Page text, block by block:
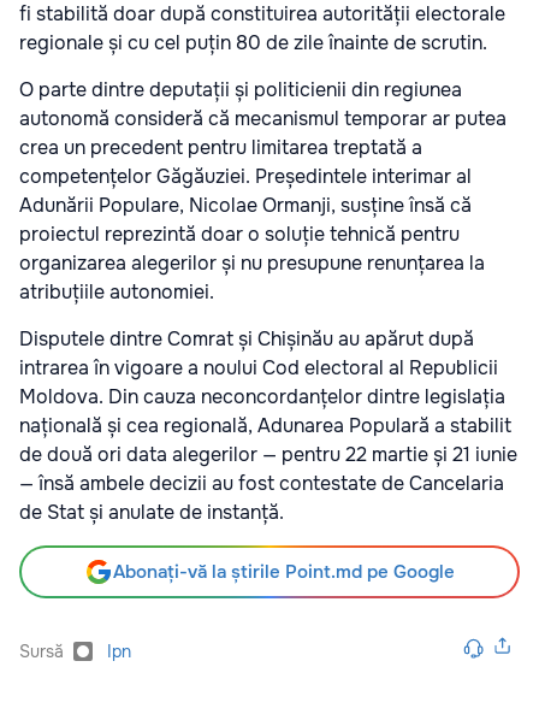
fi stabilită doar după constituirea autorității electorale
regionale și cu cel puțin 80 de zile înainte de scrutin.
O parte dintre deputații și politicienii din regiunea
autonomă consideră că mecanismul temporar ar putea
crea un precedent pentru limitarea treptată a
competențelor Găgăuziei. Președintele interimar al
Adunării Populare, Nicolae Ormanji, susține însă că
proiectul reprezintă doar o soluție tehnică pentru
organizarea alegerilor și nu presupune renunțarea la
atribuțiile autonomiei.
Disputele dintre Comrat și Chișinău au apărut după
intrarea în vigoare a noului Cod electoral al Republicii
Moldova. Din cauza neconcordanțelor dintre legislația
națională și cea regională, Adunarea Populară a stabilit
de două ori data alegerilor — pentru 22 martie și 21 iunie
— însă ambele decizii au fost contestate de Cancelaria
de Stat și anulate de instanță.
Abonați-vă la știrile Point.md pe Google
Sursă Ipn